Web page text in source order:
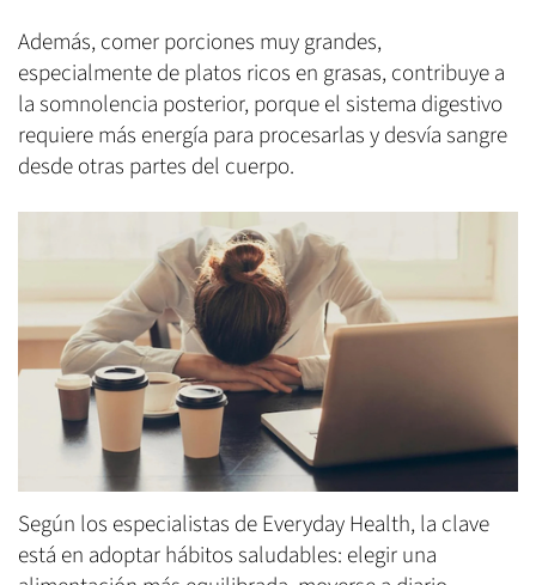
Además, comer porciones muy grandes,
especialmente de platos ricos en grasas, contribuye a
la somnolencia posterior, porque el sistema digestivo
requiere más energía para procesarlas y desvía sangre
desde otras partes del cuerpo.
Según los especialistas de Everyday Health, la clave
está en adoptar hábitos saludables: elegir una